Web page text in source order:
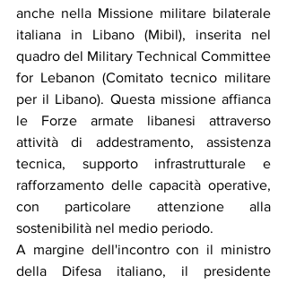
anche nella Missione militare bilaterale
italiana in Libano (Mibil), inserita nel
quadro del Military Technical Committee
for Lebanon (Comitato tecnico militare
per il Libano). Questa missione affianca
le Forze armate libanesi attraverso
attività di addestramento, assistenza
tecnica, supporto infrastrutturale e
rafforzamento delle capacità operative,
con particolare attenzione alla
sostenibilità nel medio periodo.
A margine dell'incontro con il ministro
della Difesa italiano, il presidente